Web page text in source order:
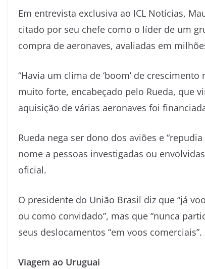
Em entrevista exclusiva ao ICL Notícias,
citado por seu chefe como o líder de um
compra de aeronaves, avaliadas em
“Havia um clima de ‘boom’ de
muito forte, encabeçado pelo Rueda, que
aquisição de várias aeronaves foi
Rueda nega ser dono dos aviões e
nome a pessoas investigadas ou
oficial.
O presidente do União Brasil diz que “já
ou como convidado”, mas que “nunca
seus deslocamentos “em voos comerciais”.
Viagem ao Uruguai